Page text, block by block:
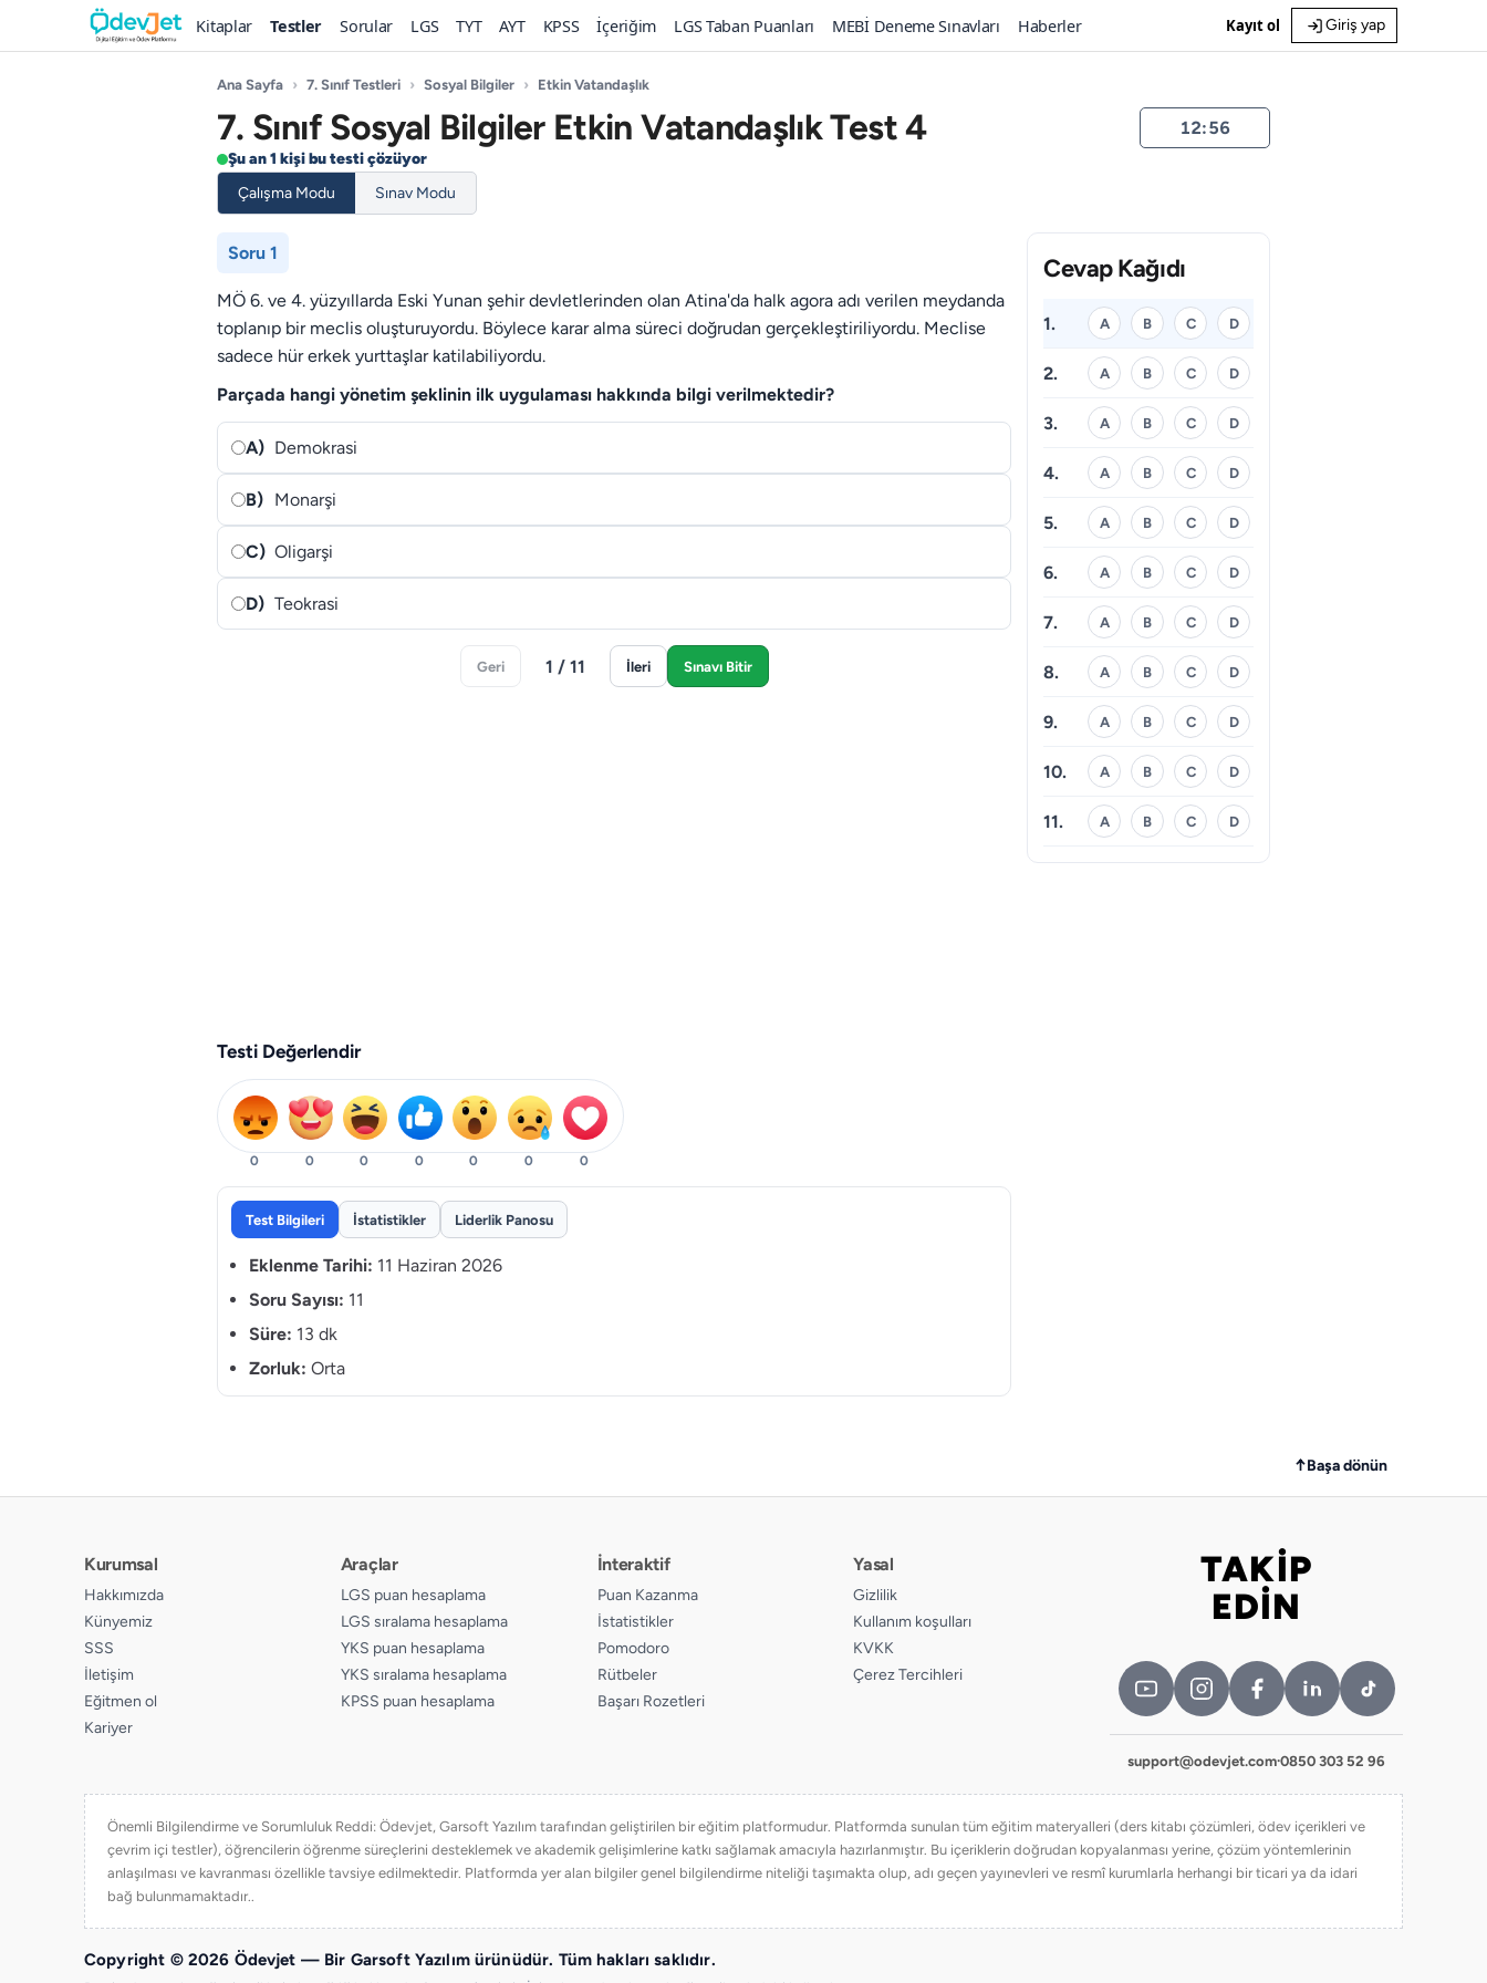
Kitaplar Testler Sorular LGS TYT AYT KPSS İçeriğim LGS Taban Puanları MEBİ Deneme Sınavları Haberler Kayıt ol Giriş yap
Ana Sayfa › 7. Sınıf Testleri › Sosyal Bilgiler › Etkin Vatandaşlık
7. Sınıf Sosyal Bilgiler Etkin Vatandaşlık Test 4
Şu an 1 kişi bu testi çözüyor
Çalışma Modu
Sınav Modu
12:55
Soru 1
MÖ 6. ve 4. yüzyıllarda Eski Yunan şehir devletlerinden olan Atina'da halk agora adı verilen meydanda
toplanıp bir meclis oluşturuyordu. Böylece karar alma süreci doğrudan gerçekleştiriliyordu. Meclise
sadece hür erkek yurttaşlar katilabiliyordu.
Parçada hangi yönetim şeklinin ilk uygulaması hakkında bilgi verilmektedir?
A) Demokrasi
B) Monarşi
C) Oligarşi
D) Teokrasi
Geri 1 / 11 İleri Sınavı Bitir
Testi Değerlendir
0 0 0 0 0 0 0
Cevap Kağıdı
1. A B C D
2. A B C D
3. A B C D
4. A B C D
5. A B C D
6. A B C D
7. A B C D
8. A B C D
9. A B C D
10. A B C D
11. A B C D
Test Bilgileri İstatistikler Liderlik Panosu
Eklenme Tarihi: 11 Haziran 2026
Soru Sayısı: 11
Süre: 13 dk
Zorluk: Orta
↑Başa dönün
Kurumsal
Hakkımızda
Künyemiz
SSS
İletişim
Eğitmen ol
Kariyer
Araçlar
LGS puan hesaplama
LGS sıralama hesaplama
YKS puan hesaplama
YKS sıralama hesaplama
KPSS puan hesaplama
İnteraktif
Puan Kazanma
İstatistikler
Pomodoro
Rütbeler
Başarı Rozetleri
Yasal
Gizlilik
Kullanım koşulları
KVKK
Çerez Tercihleri
Bizi takip edin
TAKİP
EDİN
support@odevjet.com·0850 303 52 96
Önemli Bilgilendirme ve Sorumluluk Reddi: Ödevjet, Garsoft Yazılım tarafından geliştirilen bir eğitim platformudur. Platformda sunulan tüm eğitim materyalleri (ders kitabı çözümleri, ödev içerikleri ve
çevrim içi testler), öğrencilerin öğrenme süreçlerini desteklemek ve akademik gelişimlerine katkı sağlamak amacıyla hazırlanmıştır. Bu içeriklerin doğrudan kopyalanması yerine, çözüm yöntemlerinin
anlaşılması ve kavranması özellikle tavsiye edilmektedir. Platformda yer alan bilgiler genel bilgilendirme niteliği taşımakta olup, adı geçen yayınevleri ve resmî kurumlarla herhangi bir ticari ya da idari
bağ bulunmamaktadır..
Copyright © 2026 Ödevjet — Bir Garsoft Yazılım ürünüdür. Tüm hakları saklıdır.